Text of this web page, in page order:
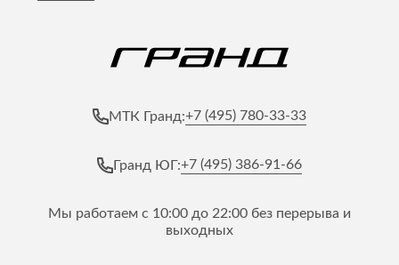
МТК Гранд:+7 (495) 780-33-33
Гранд ЮГ:+7 (495) 386-91-66
Мы работаем с 10:00 до 22:00 без перерыва и
выходных